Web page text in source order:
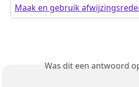
Maak en gebruik
Was dit een antwoord